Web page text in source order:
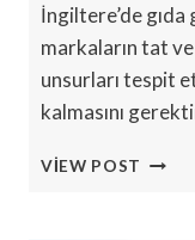
İngiltere’de
markaların tat
unsurları tespit
kalmasını
VIEW POST HELAL